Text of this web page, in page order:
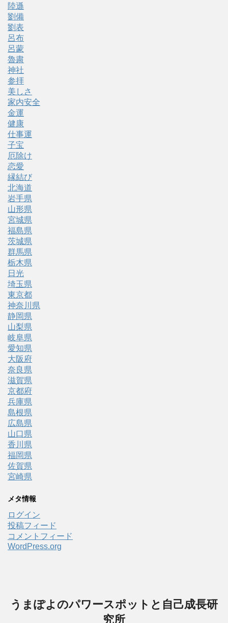
陸遜
劉備
劉表
呂布
呂蒙
魯粛
神社
参拝
美しさ
家内安全
金運
健康
仕事運
子宝
厄除け
恋愛
縁結び
北海道
岩手県
山形県
宮城県
福島県
茨城県
群馬県
栃木県
日光
埼玉県
東京都
神奈川県
静岡県
山梨県
岐阜県
愛知県
大阪府
奈良県
滋賀県
京都府
兵庫県
島根県
広島県
山口県
香川県
福岡県
佐賀県
宮崎県
メタ情報
ログイン
投稿フィード
コメントフィード
WordPress.org
うまぽよのパワースポットと自己成長研
究所